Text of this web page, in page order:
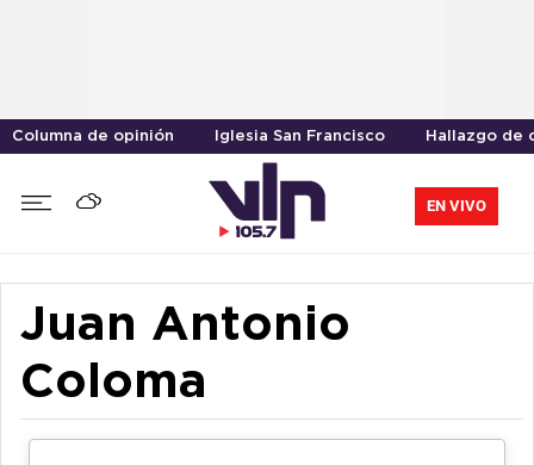
Columna de opinión Iglesia San Francisco Hallazgo de
EN VIVO
Juan Antonio
Coloma